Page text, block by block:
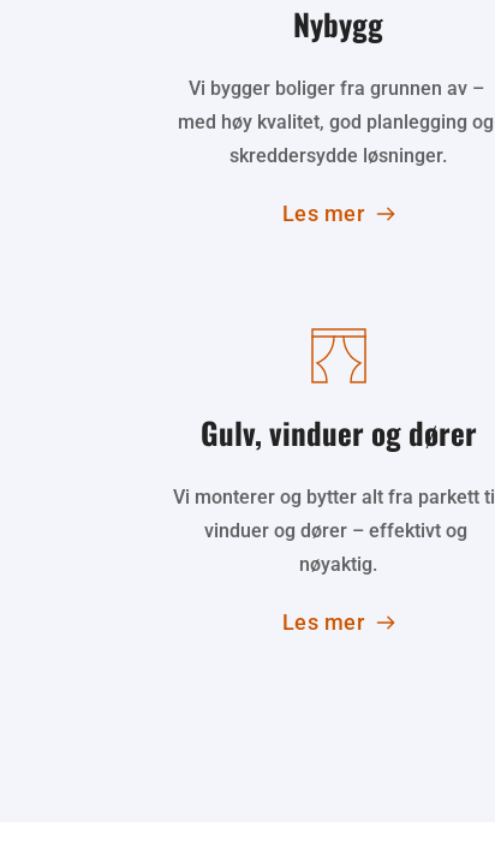
Nybygg
Vi bygger boliger fra grunnen av –
med høy kvalitet, god planlegging og
skreddersydde løsninger.
Les mer
Gulv, vinduer og dører
Vi monterer og bytter alt fra parkett til
vinduer og dører – effektivt og
nøyaktig.
Les mer